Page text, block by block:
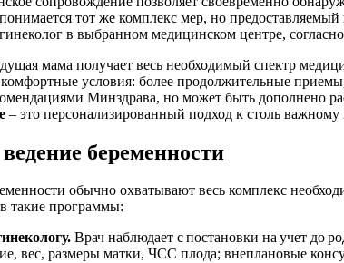
тот же комплекс мер, но
в выбранном медицинском центре,
мама получает весь необходимый спектр
условия: более продолжительные
Минздрава, но может быть
– это персонализированный подход к столь
беременности
обычно охватывают весь комплекс
такие программы:
Врач наблюдает с постановки на учет до
вес, размеры матки, ЧСС плода; внеплановые